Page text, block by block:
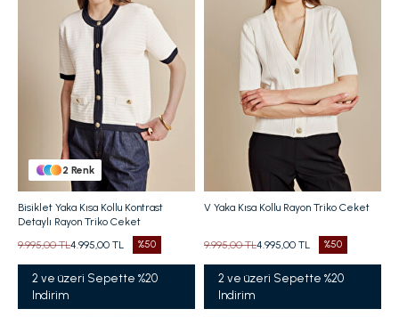
2 Renk
Bisiklet Yaka Kısa Kollu Kontrast
Detaylı Rayon Triko Ceket
9.995,00 TL4.995,00 TL %50
2 ve üzeri Sepette %20
Indirim
V Yaka Kısa Kollu Rayon Triko Ceket
9.995,00 TL4.995,00 TL %50
2 ve üzeri Sepette %20
Indirim